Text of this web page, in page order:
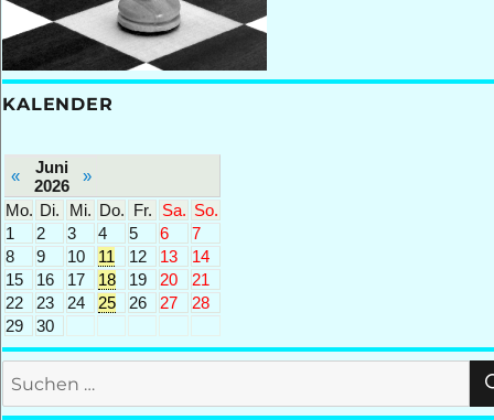
KALENDER
«
Juni
2026
»
Mo. Di. Mi. Do. Fr. Sa. So.
1
2 3 4 5 6
7
8
9 10 11 12 13
14
15
16 17 18 19 20
21
22
23 24 25 26 27
28
29
30
Suchen
nach: